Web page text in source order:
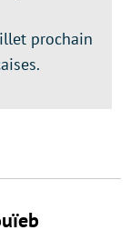
prochain